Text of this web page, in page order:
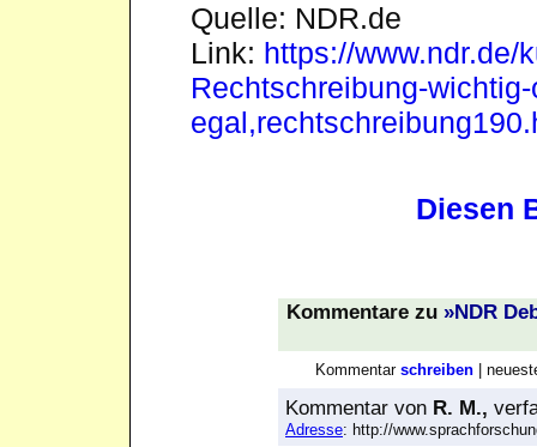
Quelle: NDR.de
Link: https://www.ndr.de/
Rechtschreibung-
Diesen
Kommentarezu »NDR
Kommentar schreiben|
Kommentar von R. M.,
Adresse: http://